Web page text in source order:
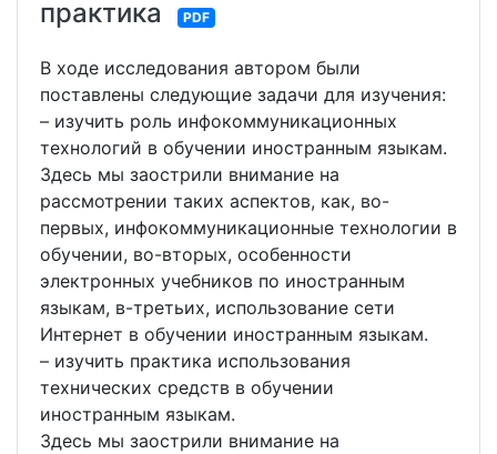
практика
PDF
В ходе исследования автором были
поставлены следующие задачи для изучения:
– изучить роль инфокоммуникационных
технологий в обучении иностранным языкам.
Здесь мы заострили внимание на
рассмотрении таких аспектов, как, во-
первых, инфокоммуникационные технологии в
обучении, во-вторых, особенности
электронных учебников по иностранным
языкам, в-третьих, использование сети
Интернет в обучении иностранным языкам.
– изучить практика использования
технических средств в обучении
иностранным языкам.
Здесь мы заострили внимание на